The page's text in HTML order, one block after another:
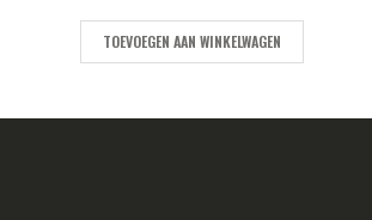
TOEVOEGEN AAN WINKELWAGEN